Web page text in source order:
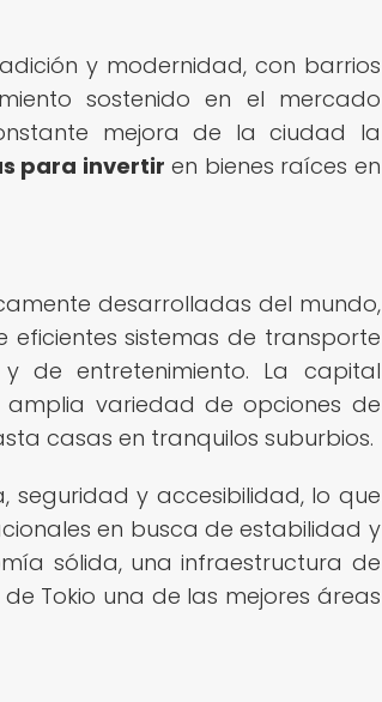
y modernidad, con barrios
sostenido en el mercado
mejora de la ciudad la
para invertir en bienes raíces en
desarrolladas del mundo,
sistemas de transporte
de entretenimiento. La capital
variedad de opciones de
casas en tranquilos suburbios.
seguridad y accesibilidad, lo que
en busca de estabilidad y
sólida, una infraestructura de
Tokio una de las mejores áreas